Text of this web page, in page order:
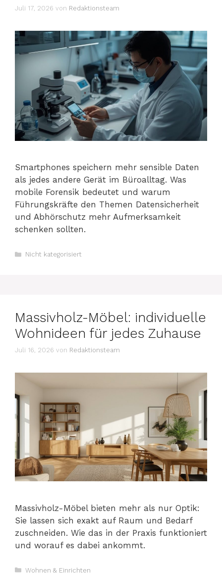
Juli 17, 2026 von Redaktionsteam
Smartphones speichern mehr sensible Daten
als jedes andere Gerät im Büroalltag. Was
mobile Forensik bedeutet und warum
Führungskräfte den Themen Datensicherheit
und Abhörschutz mehr Aufmerksamkeit
schenken sollten.
Kategorien
Nicht kategorisiert
Massivholz-Möbel: individuelle
Wohnideen für jedes Zuhause
Juli 16, 2026 von Redaktionsteam
Massivholz-Möbel bieten mehr als nur Optik:
Sie lassen sich exakt auf Raum und Bedarf
zuschneiden. Wie das in der Praxis funktioniert
und worauf es dabei ankommt.
Kategorien
Wohnen & Einrichten